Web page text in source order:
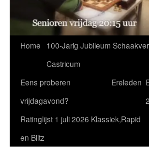
Home
100-Jarig Jubileum
Castricum
Eens proberen
vrijdagavond?
Ereleden
Ratinglijst 1 juli 2026 Klassiek,Rapid
en Blitz